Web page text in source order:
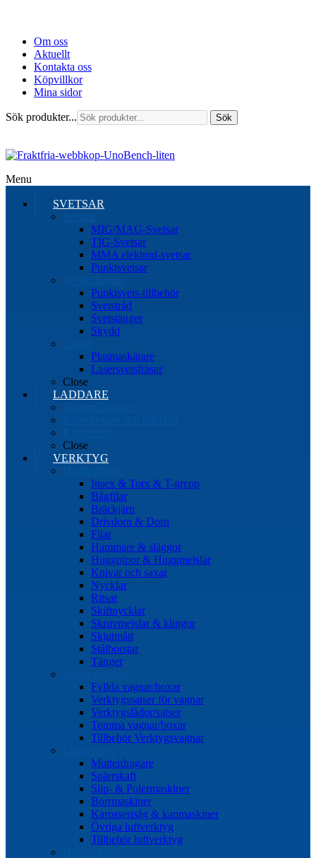
Om oss
Aktuellt
Kontakta oss
Köpvillkor
Mina sidor
Sök produkter... Sök
Menu
SVETSAR
MIG/MAG-Svetsar
TIG-Svetsar
MMA elektrod-svetsar
Punktsvetsar
Punktsvets-tillbehör
Svetstråd
Svetstänger
Skydd
Plasmaskärare
Lasersvetsfräsar
Close
LADDARE
Close
VERKTYG
Insex & Torx & T-grepp
Bågfilar
Bräckjärn
Drivdorn & Dorn
Filar
Hammare & släggor
Huggpipor & Huggmejslar
Knivar och saxar
Nycklar
Ritsar
Skiftnycklar
Skruvmejslar & klingor
Skjutmått
Stålborstar
Tänger
Fyllda vagnar/boxar
Verktygssatser för vagnar
Verktygslådor/satser
Tomma vagnar/boxar
Tillbehör Verktygsvagnar
Mutterdragare
Spärrskaft
Slip- & Polermaskiner
Borrmaskiner
Karosserisåg & kapmaskiner
Övriga luftverktyg
Tillbehör luftverktyg